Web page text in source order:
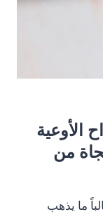
الأوعية
من
ما يذهب